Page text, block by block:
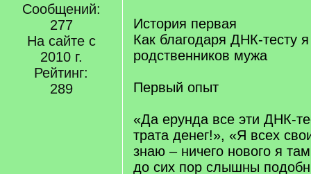
Сообщений:
277
На сайте с
2010 г.
Рейтинг:
289
История первая
Как благодаря ДНК-тесту
родственников мужа
Первый опыт
«Да ерунда все эти ДНК-
трата денег!», «Я всех
знаю – ничего нового я
до сих пор слышны